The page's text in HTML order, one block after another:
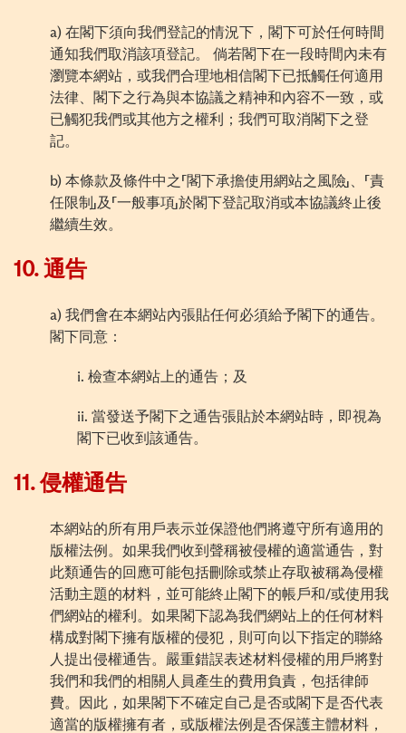
a) 在閣下須向我們登記的情況下，閣下可於任何時間
通知我們取消該項登記。 倘若閣下在一段時間內未有
瀏覽本網站，或我們合理地相信閣下已抵觸任何適用
法律、閣下之行為與本協議之精神和內容不一致，或
已觸犯我們或其他方之權利；我們可取消閣下之登
記。
b) 本條款及條件中之「閣下承擔使用網站之風險」、「責
任限制」及「一般事項」於閣下登記取消或本協議終止後
繼續生效。
10. 通告
a) 我們會在本網站內張貼任何必須給予閣下的通告。
閣下同意：
i. 檢查本網站上的通告；及
ii. 當發送予閣下之通告張貼於本網站時，即視為
閣下已收到該通告。
11.侵權通告
本網站的所有用戶表示並保證他們將遵守所有適用的
版權法例 。如果我們收到聲稱被侵權的適當通告，對
此類通告的回應可能包括刪除或禁止存取被稱為侵權
活動主題的材料，並可能終止閣下的帳戶和/或使用我
們網站的權利。如果閣下認為我們網站上的任何材料
構成對閣下擁有版權的侵犯，則可向以下指定的聯絡
人提出侵權通告。嚴重錯誤表述材料侵權的用戶將對
我們和我們的相關人員產生的費用負責，包括律師
費。因此，如果閣下不確定自己是否或閣下是否代表
適當的版權擁有者，或版權法例 是否保護主體材料，